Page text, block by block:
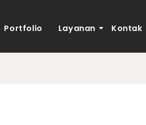
Portfolio Layanan Kontak